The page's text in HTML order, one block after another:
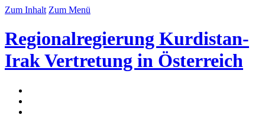
Zum Inhalt Zum Menü
Regionalregierung Kurdistan-
Irak Vertretung in Österreich